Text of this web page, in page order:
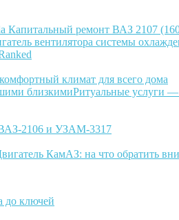
Капитальный ремонт ВАЗ 2107
вентилятора системы
климат для всего дома
Ритуальные услуги
ВАЗ-2106 и УЗАМ-3317
КамАЗ: на что обратить
до ключей